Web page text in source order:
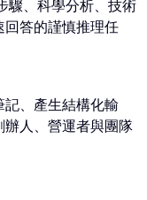
驟、科學分析、技術
回答的謹慎推理任
、產生結構化輸
辦人、營運者與團隊